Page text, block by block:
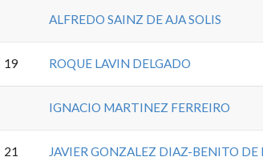
ALFREDO SAINZ DE AJA SOLIS
19 ROQUE LAVIN DELGADO
IGNACIO MARTINEZ FERREIRO
21 JAVIER GONZALEZ DIAZ-BENITO DE